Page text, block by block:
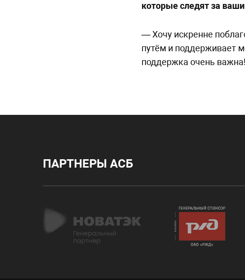
которые следят за
— Хочу искренне
путём и поддерживает
поддержка очень важна!
ПАРТНЕРЫ АСБ